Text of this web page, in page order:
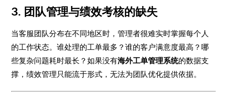
3. 团队管理与绩效考核的缺失
当客服团队分布在不同地区时，管理者很难实时掌握每个人
的工作状态。谁处理的工单最多？谁的客户满意度最高？哪
些复杂问题耗时最长？如果没有海外工单管理系统的数据支
撑，绩效管理只能流于形式，无法为团队优化提供依据。